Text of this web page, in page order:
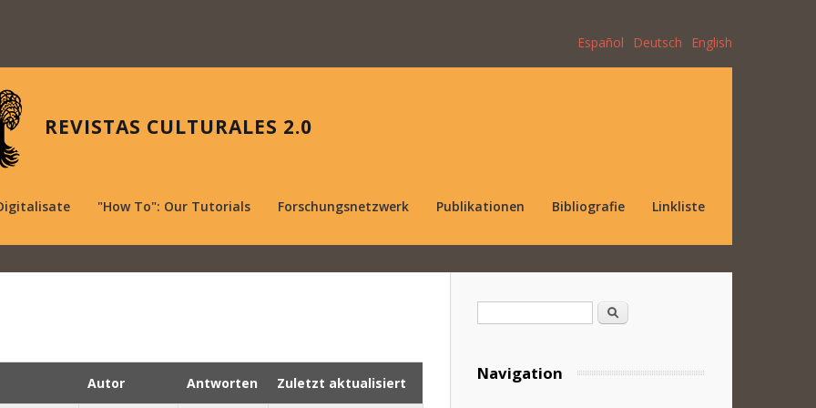
Español Deutsch English
REVISTAS CULTURALES 2.0
"How To": Our Tutorials Forschungsnetzwerk Publikationen Bibliografie Linkliste
Autor Antworten Zuletzt aktualisiert
Suche
Navigation